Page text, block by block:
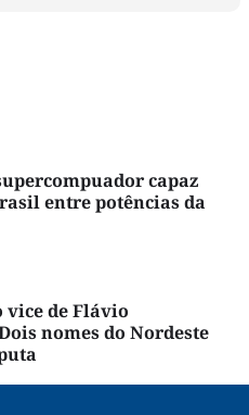
capaz
entre potências da
vice de Flávio
nomes do Nordeste